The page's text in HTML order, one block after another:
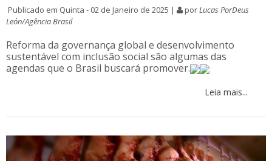
Publicado em Quinta - 02 de Janeiro de 2025 | porLucas PorDeus
León/Agência Brasil
Reforma da governança global e desenvolvimento
sustentável com inclusão social são algumas das
agendas que o Brasil buscará promover.
Leia mais...